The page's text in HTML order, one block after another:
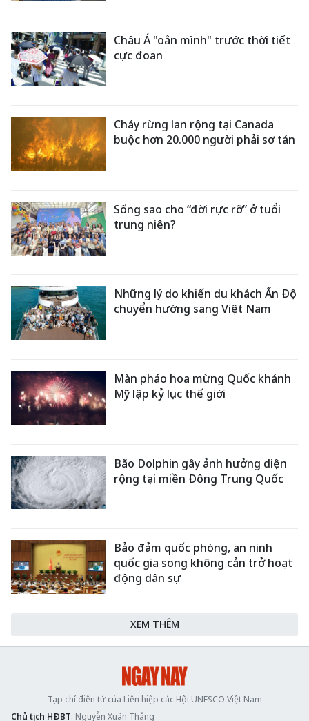
Châu Á "oằn mình" trước thời tiết
cực đoan
Cháy rừng lan rộng tại Canada
buộc hơn 20.000 người phải sơ tán
Sống sao cho “đời rực rỡ” ở tuổi
trung niên?
Những lý do khiến du khách Ấn Độ
chuyển hướng sang Việt Nam
Màn pháo hoa mừng Quốc khánh
Mỹ lập kỷ lục thế giới
Bão Dolphin gây ảnh hưởng diện
rộng tại miền Đông Trung Quốc
Bảo đảm quốc phòng, an ninh
quốc gia song không cản trở hoạt
động dân sự
XEM THÊM
Tạp chí điện tử của Liên hiệp các Hội UNESCO Việt Nam
Chủ tịch HĐBT: Nguyễn Xuân Thắng